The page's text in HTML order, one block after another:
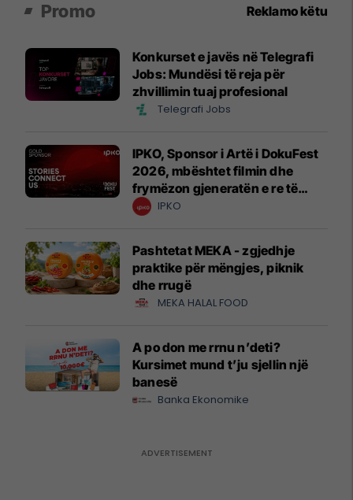
Promo Reklamo këtu
Konkurset e javës në Telegrafi
Jobs: Mundësi të reja për
zhvillimin tuaj profesional
Telegrafi Jobs
IPKO, Sponsor i Artë i DokuFest
2026, mbështet filmin dhe
frymëzon gjeneratën e re të
krijuesve
IPKO
Pashtetat MEKA - zgjedhje
praktike për mëngjes, piknik
dhe rrugë
MEKA HALAL FOOD
A po don me rrnu n’deti?
Kursimet mund t’ju sjellin një
banesë
Banka Ekonomike